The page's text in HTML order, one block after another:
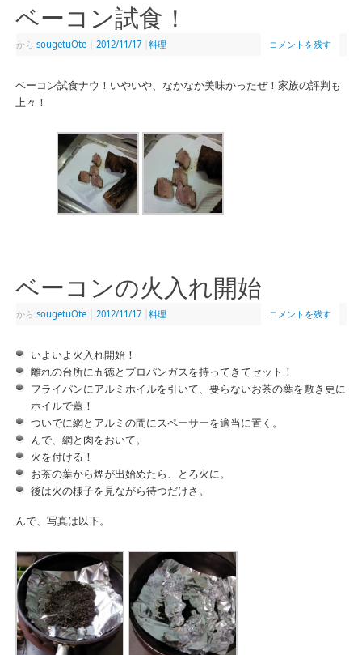
ベーコン試食！
から sougetuOte 2012/11/17 料理 コメントを残す
ベーコン試食ナウ！いやいや、なかなか美味かったぜ！家族の評判も
上々！
ベーコンの火入れ開始
から sougetuOte 2012/11/17 料理 コメントを残す
いよいよ火入れ開始！
離れの台所に五徳とプロパンガスを持ってきてセット！
フライパンにアルミホイルを引いて、要らないお茶の葉を敷き更に
ホイルで蓋！
ついでに網とアルミの間にスペーサーを適当に置く。
んで、網と肉をおいて。
火を付ける！
お茶の葉から煙が出始めたら、とろ火に。
後は火の様子を見ながら待つだけさ。
んで、写真は以下。